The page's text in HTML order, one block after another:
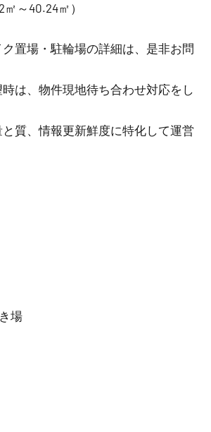
㎡～40.24㎡）
置場・駐輪場の詳細は、是非お問
は、物件現地待ち合わせ対応をし
質、情報更新鮮度に特化して運営
場